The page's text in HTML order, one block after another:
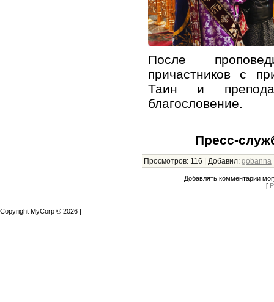
После
причастников с
Таин и
благословение.
Пресс-
Просмотров: 116 | Добавил: gobanna
Добавлять комментарии
[
Copyright MyCorp © 2026 |